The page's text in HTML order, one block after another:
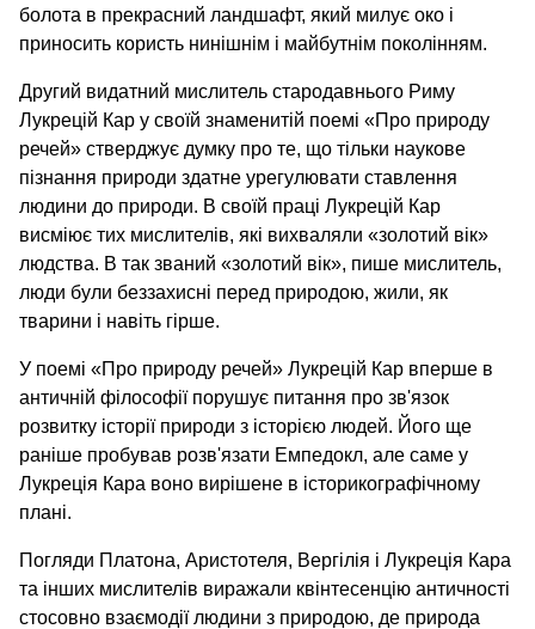
болота в прекрасний ландшафт, який милує око і
приносить користь нинішнім і майбутнім поколінням.
Другий видатний мислитель стародавнього Риму
Лукрецій Кар у своїй знаменитій поемі «Про природу
речей» стверджує думку про те, що тільки наукове
пізнання природи здатне урегулювати ставлення
людини до природи. В своїй праці Лукрецій Кар
висміює тих мислителів, які вихваляли «золотий вік»
людства. В так званий «золотий вік», пише мислитель,
люди були беззахисні перед природою, жили, як
тварини і навіть гірше.
У поемі «Про природу речей» Лукрецій Кар вперше в
античній філософії порушує питання про зв'язок
розвитку історії природи з історією людей. Його ще
раніше пробував розв'язати Емпедокл, але саме у
Лукреція Кара воно вирішене в історикографічному
плані.
Погляди Платона, Аристотеля, Вергілія і Лукреція Кара
та інших мислителів виражали квінтесенцію античності
стосовно взаємодії людини з природою, де природа